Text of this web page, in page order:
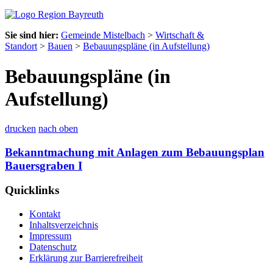
Sie sind hier: Gemeinde Mistelbach > Wirtschaft &
Standort > Bauen > Bebauungspläne (in Aufstellung)
Bebauungspläne (in
Aufstellung)
drucken nach oben
Bekanntmachung mit Anlagen zum Bebauungsplan
Bauersgraben I
Quicklinks
Kontakt
Inhaltsverzeichnis
Impressum
Datenschutz
Erklärung zur Barrierefreiheit